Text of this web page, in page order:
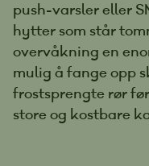
push-varsler eller
hytter som står
overvåkning en
mulig å fange opp
frostsprengte rør
store og kostbare